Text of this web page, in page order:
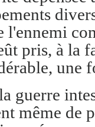
l'ennemi
pris, à la
une
guerre
même de